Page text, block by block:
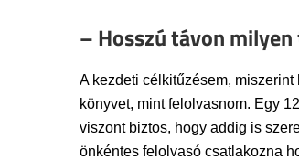
– Hosszú távon
A kezdeti célkitűzésem,
könyvet, mint felolvasnom. Egy
viszont biztos, hogy addig is
önkéntes felolvasó csatlakozna